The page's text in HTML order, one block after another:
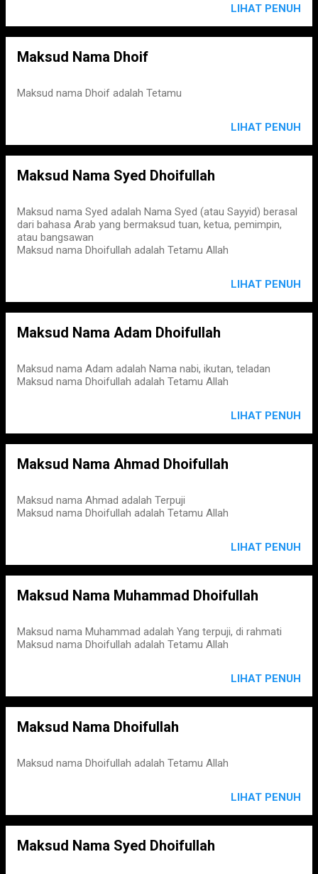
LIHAT PENUH
Maksud Nama Dhoif
Maksud nama Dhoif adalah Tetamu
LIHAT PENUH
Maksud Nama Syed Dhoifullah
Maksud nama Syed adalah Nama Syed (atau Sayyid) berasal
dari bahasa Arab yang bermaksud tuan, ketua, pemimpin,
atau bangsawan
Maksud nama Dhoifullah adalah Tetamu Allah
LIHAT PENUH
Maksud Nama Adam Dhoifullah
Maksud nama Adam adalah Nama nabi, ikutan, teladan
Maksud nama Dhoifullah adalah Tetamu Allah
LIHAT PENUH
Maksud Nama Ahmad Dhoifullah
Maksud nama Ahmad adalah Terpuji
Maksud nama Dhoifullah adalah Tetamu Allah
LIHAT PENUH
Maksud Nama Muhammad Dhoifullah
Maksud nama Muhammad adalah Yang terpuji, di rahmati
Maksud nama Dhoifullah adalah Tetamu Allah
LIHAT PENUH
Maksud Nama Dhoifullah
Maksud nama Dhoifullah adalah Tetamu Allah
LIHAT PENUH
Maksud Nama Syed Dhoifullah